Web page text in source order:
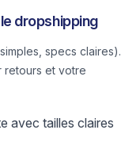
dropshipping
specs claires).
retours et votre
avec tailles claires